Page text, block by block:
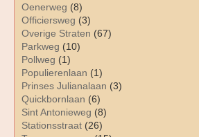
Oenerweg (8)
Officiersweg (3)
Overige Straten (67)
Parkweg (10)
Pollweg (1)
Populierenlaan (1)
Prinses Julianalaan (3)
Quickbornlaan (6)
Sint Antonieweg (8)
Stationsstraat (26)